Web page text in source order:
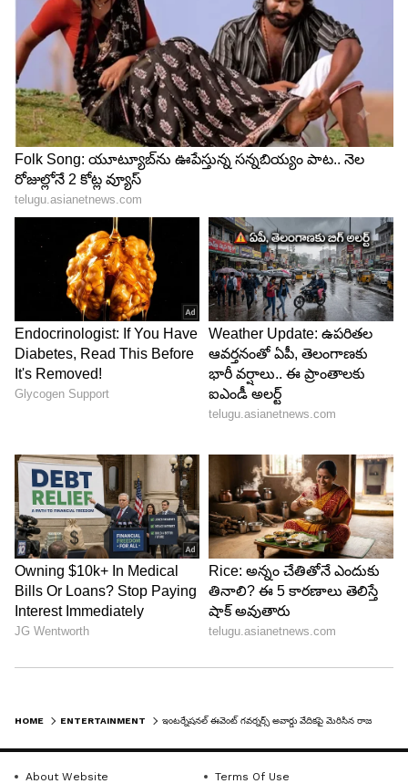
HOME ENTERTAINMENT
About Website Terms Of Use